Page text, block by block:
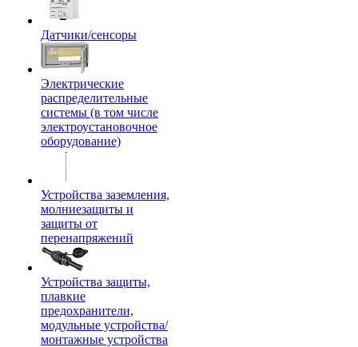
Датчики/сенсоры
Электрические
распределительные
системы (в том числе
электроустановочное
оборудование)
Устройства заземления,
молниезащиты и
защиты от
перенапряжений
Устройства защиты,
плавкие
предохранители,
модульные устройства/
монтажные устройства